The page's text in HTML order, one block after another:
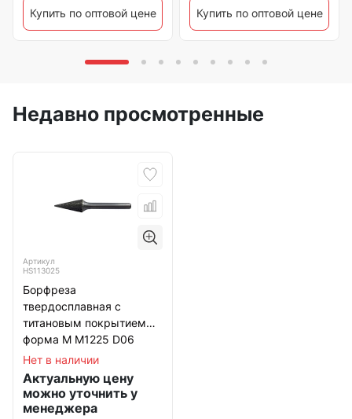
Купить по оптовой цене Купить по оптовой цене
Недавно просмотренные
Артикул
HS113025
Борфреза
твердосплавная с
титановым покрытием
форма M M1225 D06
Нет в наличии
Актуальную цену
можно уточнить у
менеджера